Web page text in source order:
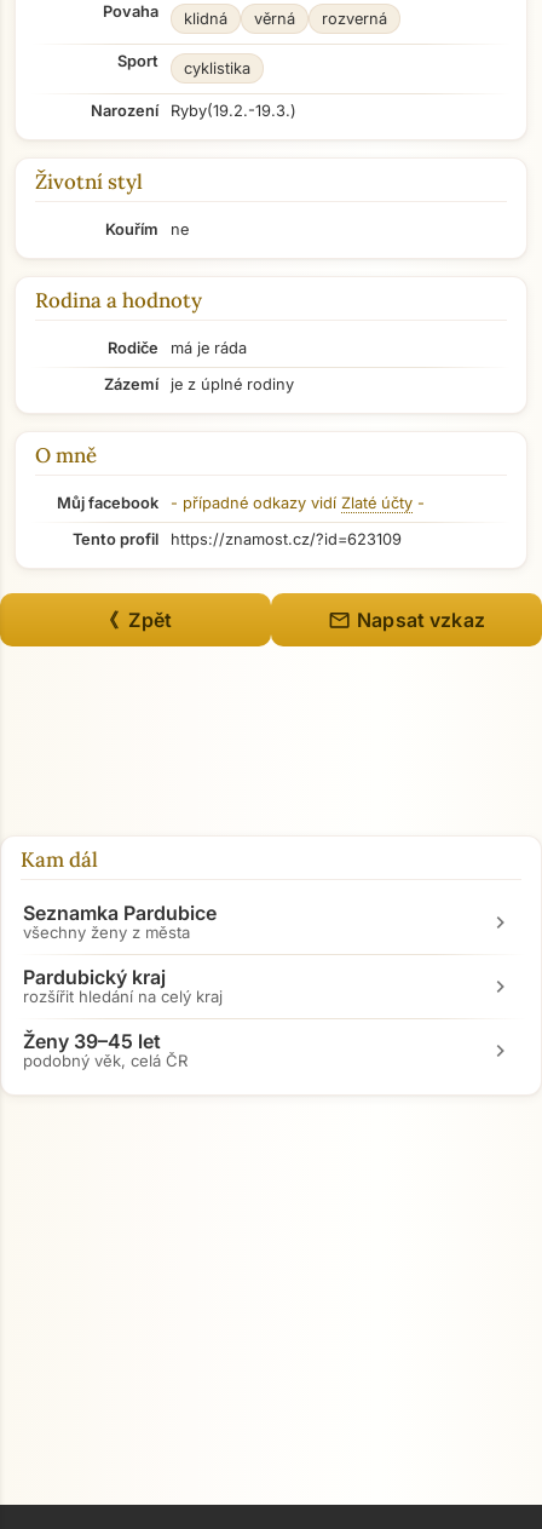
Povaha klidná věrná rozverná
Sport cyklistika
Narození Ryby(19.2.-19.3.)
Životní styl
Kouřím ne
Rodina a hodnoty
Rodiče
má je ráda
Zázemí
je z úplné rodiny
O mně
Můj facebook - případné odkazy vidí Zlaté účty -
Tento profil
https://znamost.cz/?id=623109
《 Zpět mail Napsat vzkaz
Kam dál
Seznamka Pardubice
všechny ženy z města chevron_right
Pardubický kraj
rozšířit hledání na celý kraj chevron_right
Ženy 39–45 let
podobný věk, celá ČR chevron_right